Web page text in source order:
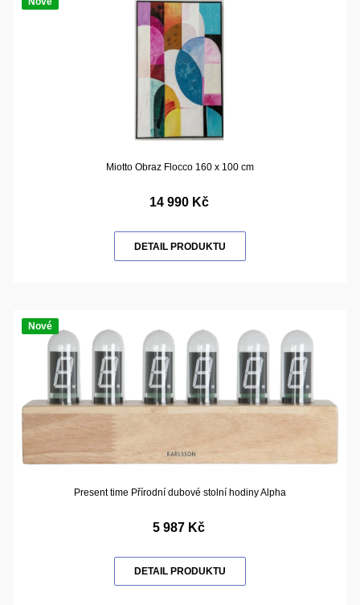
Miotto Obraz Flocco 160 x 100 cm
14 990 Kč
DETAIL PRODUKTU
Nové
Present time Přírodní dubové stolní hodiny Alpha
5 987 Kč
DETAIL PRODUKTU